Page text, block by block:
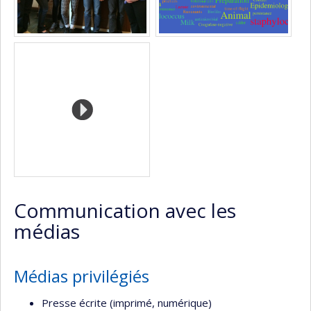
Communication avec les
médias
Médias privilégiés
Presse écrite (imprimé, numérique)